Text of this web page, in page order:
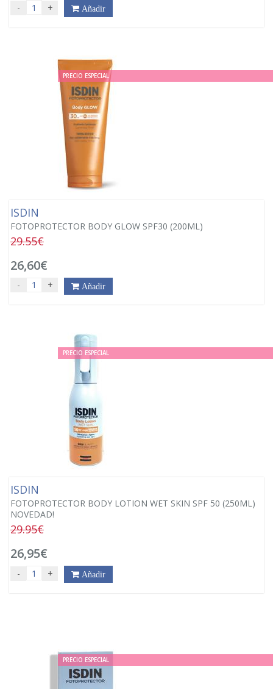
- + Añadir
PRECIO ESPECIAL
ISDIN
FOTOPROTECTOR BODY GLOW SPF30 (200ML)
29.55€
26,60€
- + Añadir
PRECIO ESPECIAL
ISDIN
FOTOPROTECTOR BODY LOTION WET SKIN SPF 50 (250ML)
NOVEDAD!
29.95€
26,95€
- + Añadir
PRECIO ESPECIAL